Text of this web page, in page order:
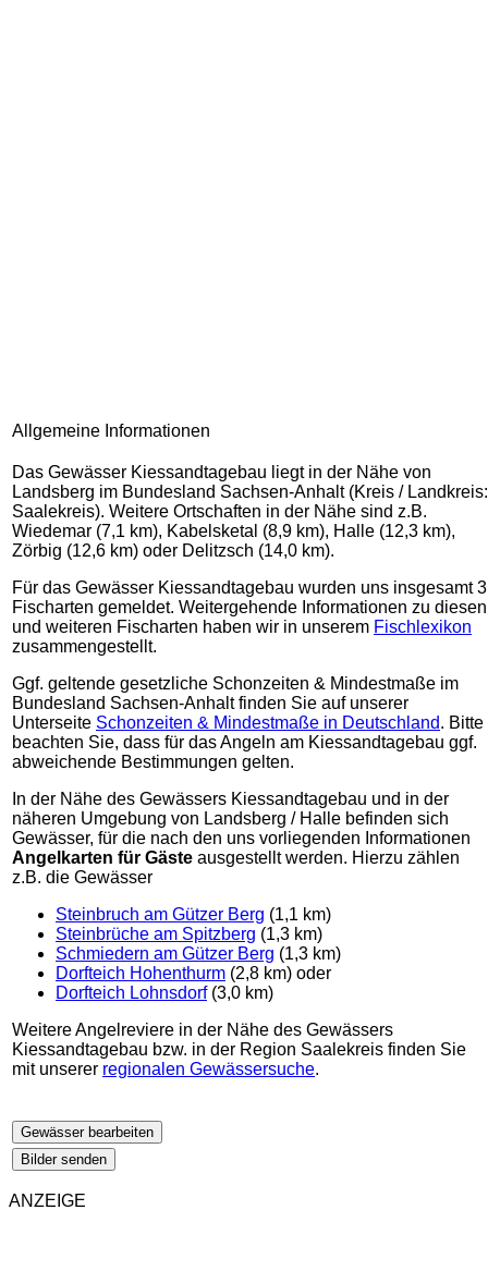
Allgemeine Informationen
Das Gewässer Kiessandtagebau liegt in der Nähe von
Landsberg im Bundesland Sachsen-Anhalt (Kreis / Landkreis:
Saalekreis). Weitere Ortschaften in der Nähe sind z.B.
Wiedemar (7,1 km), Kabelsketal (8,9 km), Halle (12,3 km),
Zörbig (12,6 km) oder Delitzsch (14,0 km).
Für das Gewässer Kiessandtagebau wurden uns insgesamt 3
Fischarten gemeldet. Weitergehende Informationen zu diesen
und weiteren Fischarten haben wir in unserem Fischlexikon
zusammengestellt.
Ggf. geltende gesetzliche Schonzeiten & Mindestmaße im
Bundesland Sachsen-Anhalt finden Sie auf unserer
Unterseite Schonzeiten & Mindestmaße in Deutschland. Bitte
beachten Sie, dass für das Angeln am Kiessandtagebau ggf.
abweichende Bestimmungen gelten.
In der Nähe des Gewässers Kiessandtagebau und in der
näheren Umgebung von Landsberg / Halle befinden sich
Gewässer, für die nach den uns vorliegenden Informationen
Angelkarten für Gäste ausgestellt werden. Hierzu zählen
z.B. die Gewässer
Steinbruch am Gützer Berg (1,1 km)
Steinbrüche am Spitzberg (1,3 km)
Schmiedern am Gützer Berg (1,3 km)
Dorfteich Hohenthurm (2,8 km) oder
Dorfteich Lohnsdorf(3,0 km)
Weitere Angelreviere in der Nähe des Gewässers
Kiessandtagebau bzw. in der Region Saalekreis finden Sie
mit unserer regionalen Gewässersuche.
Gewässer bearbeiten
Bilder senden
ANZEIGE